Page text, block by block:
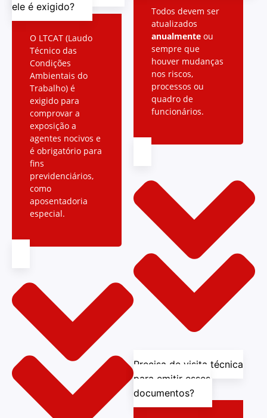
ele é exigido?
O LTCAT (Laudo
Técnico das
Condições
Ambientais do
Trabalho) é
exigido para
comprovar a
exposição a
agentes nocivos e
é obrigatório para
fins
previdenciários,
como
aposentadoria
especial.
Todos devem ser
atualizados
anualmente ou
sempre que
houver mudanças
nos riscos,
processos ou
quadro de
funcionários.
Precisa de visita técnica
para emitir esses
documentos?